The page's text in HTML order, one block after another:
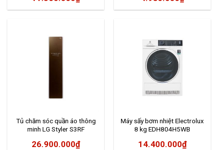
Tủ chăm sóc quần áo thông
minh LG Styler S3RF
26.900.000₫
Máy sấy bơm nhiệt Electrolux
8 kg EDH804H5WB
14.400.000₫